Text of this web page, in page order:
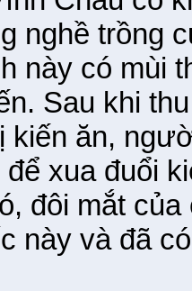
nghề trồng
này có mùi
Sau khi
kiến ăn,
xua đuổi
đôi mắt
này và đã